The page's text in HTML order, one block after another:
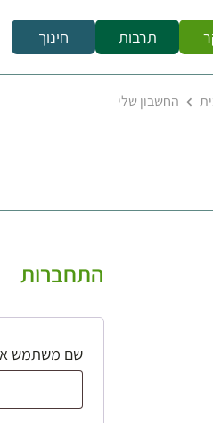
תרבות חינוך
החשבון שלי
התחברות
שם משתמש